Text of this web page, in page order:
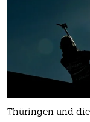
Thüringen und